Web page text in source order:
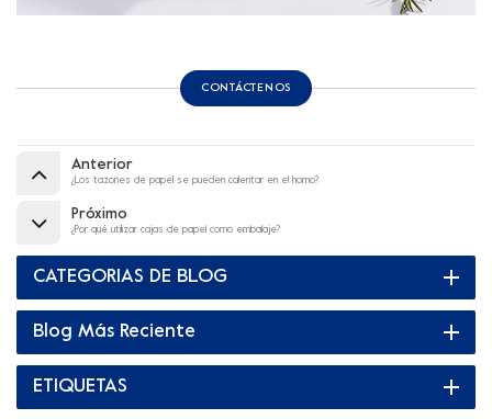
CONTÁCTENOS
Anterior
¿Los tazones de papel se pueden calentar en el horno?
Próximo
¿Por qué utilizar cajas de papel como embalaje?
CATEGORIAS DE BLOG
Blog Más Reciente
ETIQUETAS